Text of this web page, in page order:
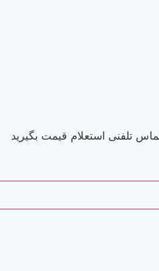
تلفنی استعلام قیمت بگیرید